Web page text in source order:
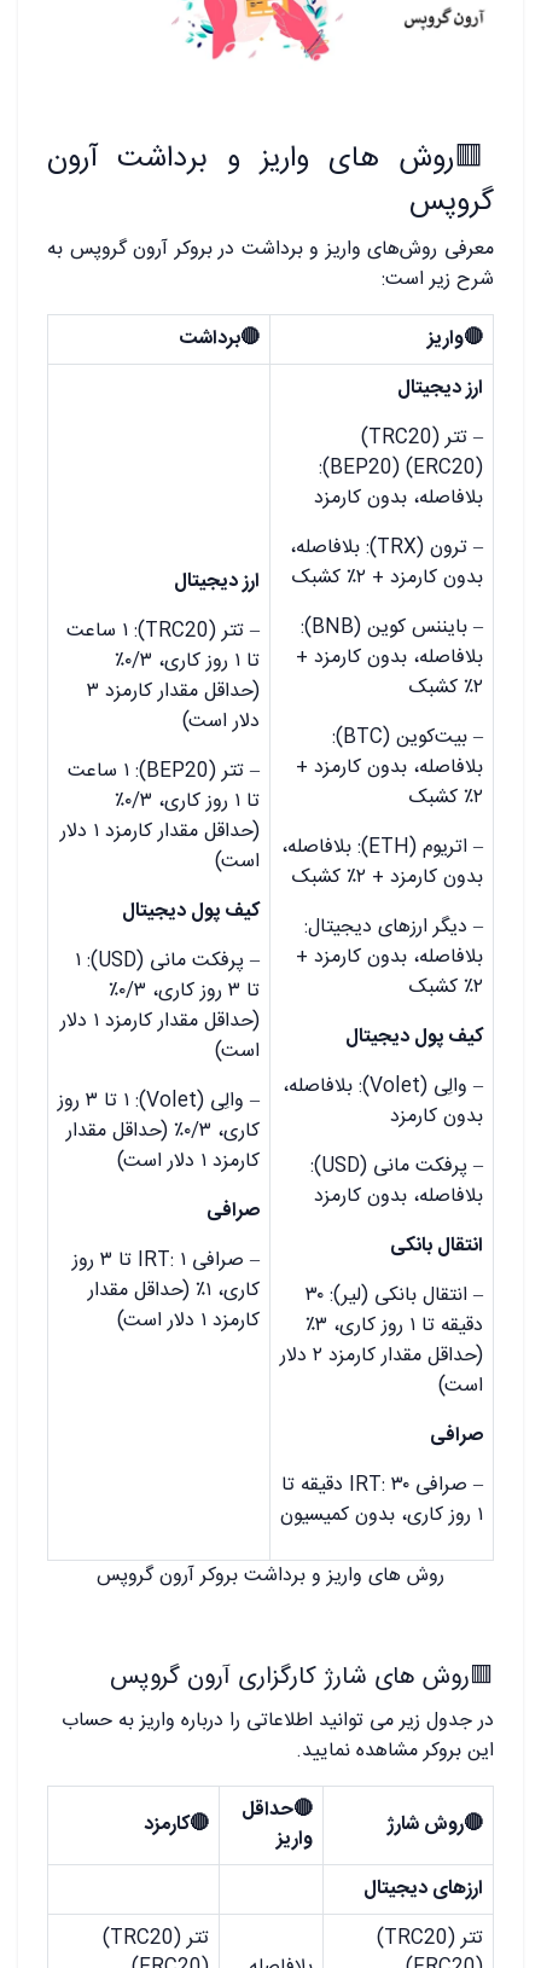
🟥روش های واریز و برداشت آرون
گروپس
معرفی روش‌های واریز و برداشت در بروکر آرون گروپس به
شرح زیر است:
🔴واریز 🔴برداشت
ارز دیجیتال
– تتر (TRC20)
(ERC20) (BEP20):
بلافاصله، بدون کارمزد
– ترون (TRX): بلافاصله،
بدون کارمزد + ۲٪ کشبک
– بایننس کوین (BNB):
بلافاصله، بدون کارمزد +
۲٪ کشبک
– بیت‌کوین (BTC):
بلافاصله، بدون کارمزد +
۲٪ کشبک
– اتریوم (ETH): بلافاصله،
بدون کارمزد + ۲٪ کشبک
– دیگر ارزهای دیجیتال:
بلافاصله، بدون کارمزد +
۲٪ کشبک
کیف پول دیجیتال
– والِی (Volet): بلافاصله،
بدون کارمزد
– پرفکت مانی (USD):
بلافاصله، بدون کارمزد
انتقال بانکی
– انتقال بانکی (لیر): ۳۰
دقیقه تا ۱ روز کاری، ۳٪
(حداقل مقدار کارمزد ۲ دلار
است)
صرافی
– صرافی IRT: ۳۰ دقیقه تا
۱ روز کاری، بدون کمیسیون
ارز دیجیتال
– تتر (TRC20): ۱ ساعت
تا ۱ روز کاری، ۰/۳٪
(حداقل مقدار کارمزد ۳
دلار است)
– تتر (BEP20): ۱ ساعت
تا ۱ روز کاری، ۰/۳٪
(حداقل مقدار کارمزد ۱ دلار
است)
کیف پول دیجیتال
– پرفکت مانی (USD): ۱
تا ۳ روز کاری، ۰/۳٪
(حداقل مقدار کارمزد ۱ دلار
است)
– والِی (Volet): ۱ تا ۳ روز
کاری، ۰/۳٪ (حداقل مقدار
کارمزد ۱ دلار است)
صرافی
– صرافی IRT: ۱ تا ۳ روز
کاری، ۱٪ (حداقل مقدار
کارمزد ۱ دلار است)
روش های واریز و برداشت بروکر آرون گروپس
🟥روش های شارژ کارگزاری آرون گروپس
در جدول زیر می توانید اطلاعاتی را درباره واریز به حساب
این بروکر مشاهده نمایید.
🔴روش شارژ 🔴حداقل
واریز
🔴کارمزد
ارزهای دیجیتال
تتر (TRC20)
تتر (TRC20)